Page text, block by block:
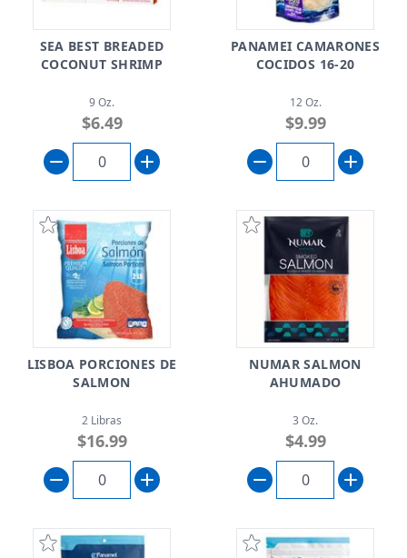
SEA BEST BREADED
COCONUT SHRIMP
9 Oz.
$6.49
PANAMEI CAMARONES
COCIDOS 16-20
12 Oz.
$9.99
LISBOA PORCIONES DE
SALMON
2 Libras
$16.99
NUMAR SALMON
AHUMADO
3 Oz.
$4.99